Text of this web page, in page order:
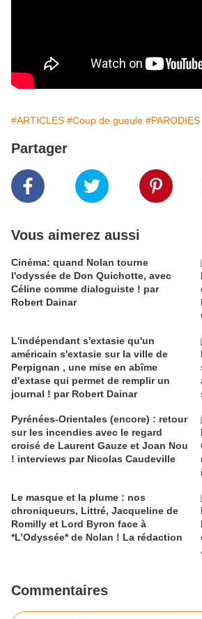
#ARTICLES #Coup de gueule #PARODIES
Partager
Vous aimerez aussi
Cinéma: quand Nolan tourne
l'odyssée de Don Quichotte, avec
Céline comme dialoguiste ! par
Robert Dainar
L'indépendant s'extasie qu'un
américain s'extasie sur la ville de
Perpignan , une mise en abîme
d'extase qui permet de remplir un
journal ! par Robert Dainar
Pyrénées-Orientales (encore) : retour
sur les incendies avec le regard
croisé de Laurent Gauze et Joan Nou
! interviews par Nicolas Caudeville
Le masque et la plume : nos
chroniqueurs, Littré, Jacqueline de
Romilly et Lord Byron face à
*L’Odyssée* de Nolan ! La rédaction
Commentaires